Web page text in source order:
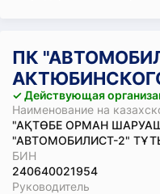
ПК
✓ Действующая
Наименование на
"АҚТӨБЕ ОРМАН
"АВТОМОБИЛИСТ-2"
БИН
240640021954
Руководитель